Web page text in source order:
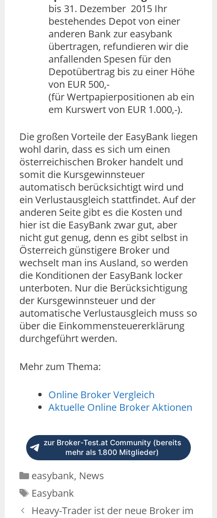
bis 31. Dezember 2015 Ihr
bestehendes Depot von einer
anderen Bank zur easybank
übertragen, refundieren wir die
anfallenden Spesen für den
Depotübertrag bis zu einer Höhe
von EUR 500,-
(für Wertpapierpositionen ab ein
em Kurswert von EUR 1.000,-).
Die großen Vorteile der EasyBank liegen
wohl darin, dass es sich um einen
österreichischen Broker handelt und
somit die Kursgewinnsteuer
automatisch berücksichtigt wird und
ein Verlustausgleich stattfindet. Auf der
anderen Seite gibt es die Kosten und
hier ist die EasyBank zwar gut, aber
nicht gut genug, denn es gibt selbst in
Österreich günstigere Broker und
wechselt man ins Ausland, so werden
die Konditionen der EasyBank locker
unterboten. Nur die Berücksichtigung
der Kursgewinnsteuer und der
automatische Verlustausgleich muss so
über die Einkommensteuererklärung
durchgeführt werden.
Mehr zum Thema:
Online Broker Vergleich
Aktuelle Online Broker Aktionen
zur Broker-Test.at Community (bereits
mehr als 1.800 Mitglieder)
Kategorien
easybank, News
Schlagwörter
Easybank
Heavy-Trader ist der neue Broker im